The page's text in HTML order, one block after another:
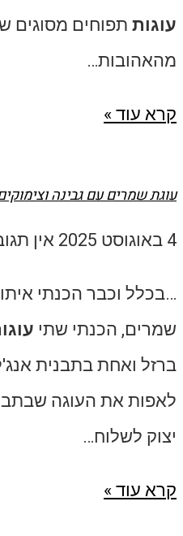
עוגות תפוחים מסוגים
מהאהובות…
קרא עוד »
עוגת שמרים עם גבינה
4 באוגוסט 2025 אין
…בכלל וכבר הכנתי
שמרים, הכנתי שתי
ברזל ואחת בתבנית
לאפות את העוגה
יצוק לשלוח…
קרא עוד »